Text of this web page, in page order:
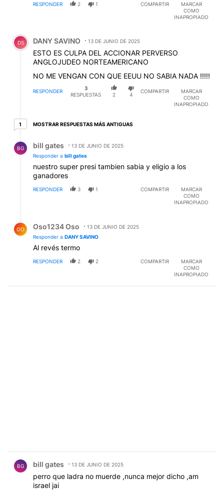
RESPONDER 2 1 COMPARTIR
MARCAR
COMO
INAPROPIADO
Comentario de DANY SAVINO.
DS DANY SAVINO 13 DE JUNIO DE 2025
ESTO ES CULPA DEL ACCIONAR PERVERSO
ANGLOJUDEO NORTEAMERICANO
NO ME VENGAN CON QUE EEUU NO SABIA NADA !!!!!
RESPONDER
3
RESPUESTAS
2 4
COMPARTIR
MARCAR
COMO
INAPROPIADO
11 respuesta más antiguas
MOSTRAR RESPUESTAS MÁS ANTIGUAS
BG bill gates
13 DE JUNIO DE 2025
Responder a bill gates
nuestro super presi tambien sabia y eligio a los
ganadores
RESPONDER 3 1 COMPARTIR
MARCAR
COMO
INAPROPIADO
OO Oso1234 Oso
13 DE JUNIO DE 2025
Responder a DANY SAVINO
Al revés termo
RESPONDER 2 2 COMPARTIR
MARCAR
COMO
INAPROPIADO
BG bill gates 13 DE JUNIO DE 2025
perro que ladra no muerde ,nunca mejor dicho ,am
israel jai